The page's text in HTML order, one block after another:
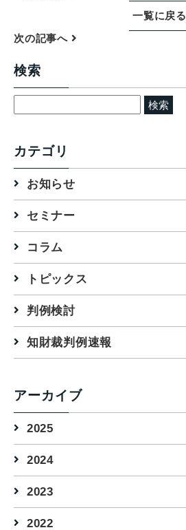
一覧に戻る
次の記事へ
検索
索:
カテゴリ
お知らせ
セミナー
コラム
トピックス
判例検討
知財裁判例速報
アーカイブ
2025
2024
2023
2022